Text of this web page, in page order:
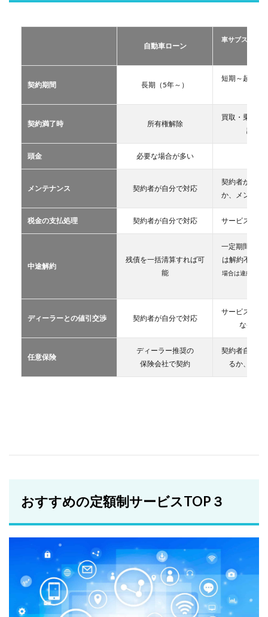
おす
サー
TOP
2.1
ブス
クリ
2.2
カー
リー
カー
ング
2.4
ー
自動車ローン
車サブスクリ
契約期間 長期（5年～）
短期～超長期
契約満了時 所有権解除
買取・乗換・
譲渡
頭金 必要な場合が多い
メンテナンス 契約者が自分で対応
契約者が自分
か、メンテン
税金の支払処理 契約者が自分で対応 サービス提供
中途解約
残債を一括清算すれば可
能
一定期間が経
は解約不可
場合は違約金や
ディーラーとの値引交渉 契約者が自分で対応
サービス提供
な条件
任意保険
ディーラー推奨の
保険会社で契約
契約者自が自
るか、契約
おすすめの定額制サービスTOP３